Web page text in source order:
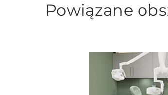
Powiązane